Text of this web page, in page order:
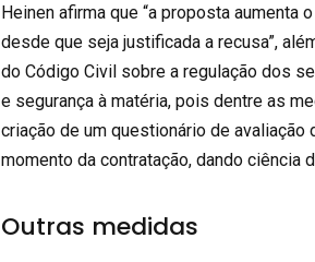
Heinen afirma que “a proposta aumenta
desde que seja justificada a recusa”,
do Código Civil sobre a regulação dos
e segurança à matéria, pois dentre as
criação de um questionário de
momento da contratação, dando ciência
Outras medidas